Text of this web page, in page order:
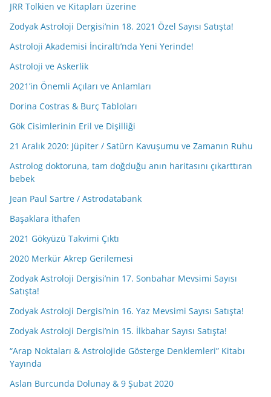
JRR Tolkien ve Kitapları üzerine
Zodyak Astroloji Dergisi’nin 18. 2021 Özel Sayısı Satışta!
Astroloji Akademisi İnciraltı’nda Yeni Yerinde!
Astroloji ve Askerlik
2021’in Önemli Açıları ve Anlamları
Dorina Costras & Burç Tabloları
Gök Cisimlerinin Eril ve Dişilliği
21 Aralık 2020: Jüpiter / Satürn Kavuşumu ve Zamanın Ruhu
Astrolog doktoruna, tam doğduğu anın haritasını çıkarttıran
bebek
Jean Paul Sartre / Astrodatabank
Başaklara İthafen
2021 Gökyüzü Takvimi Çıktı
2020 Merkür Akrep Gerilemesi
Zodyak Astroloji Dergisi’nin 17. Sonbahar Mevsimi Sayısı
Satışta!
Zodyak Astroloji Dergisi’nin 16. Yaz Mevsimi Sayısı Satışta!
Zodyak Astroloji Dergisi’nin 15. İlkbahar Sayısı Satışta!
“Arap Noktaları & Astrolojide Gösterge Denklemleri” Kitabı
Yayında
Aslan Burcunda Dolunay & 9 Şubat 2020